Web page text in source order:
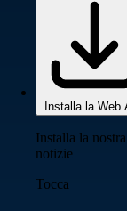
Installa la Web
Installa la
notizie
Tocca